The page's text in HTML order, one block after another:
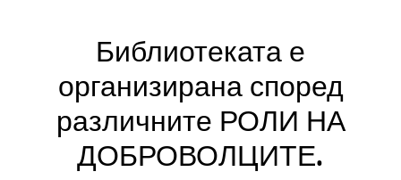
Библиотеката е
организирана според
различните РОЛИ НА
ДОБРОВОЛЦИТЕ.